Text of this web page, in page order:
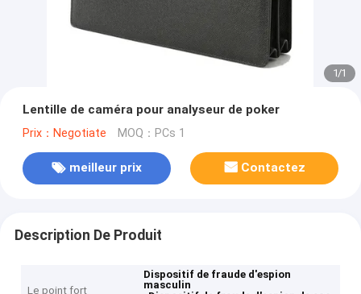
1/1
Lentille de caméra pour analyseur de poker
Prix：Negotiate MOQ：PCs 1
meilleur prix Contactez
Description De Produit
Le point fort
Dispositif de fraude d'espion
masculin